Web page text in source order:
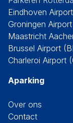
Eindhoven
Groningen
Maastricht
Brussel Airport
Charleroi Airport
Aparking
Over ons
Contact